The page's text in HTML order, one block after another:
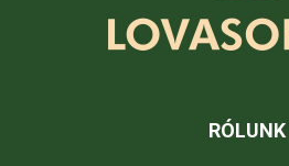
RÓLUNK